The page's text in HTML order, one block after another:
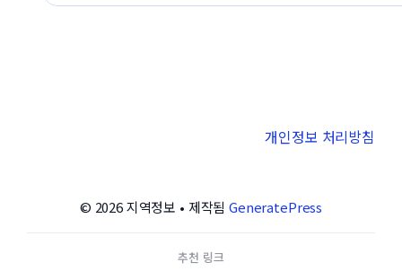
개인정보 처리방침
© 2026 지역정보 • 제작됨GeneratePress
추천 링크